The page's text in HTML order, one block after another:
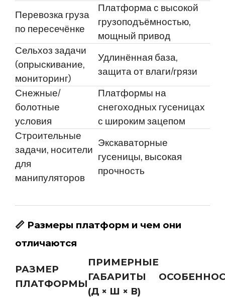
Перевозка груза
по пересечёнке
Платформа с высокой
грузоподъёмностью,
мощный привод
Сельхоз задачи
(опрыскивание,
мониторинг)
Удлинённая база,
защита от влаги/грязи
Снежные/
болотные
условия
Платформы на
снегоходных гусеницах
с широким зацепом
Строительные
задачи, носители
для
манипуляторов
Экскаваторные
гусеницы, высокая
прочность
📏 Размеры платформ и чем они
отличаются
РАЗМЕР
ПЛАТФОРМЫ
ПРИМЕРНЫЕ
ГАБАРИТЫ
(Д × Ш × В)